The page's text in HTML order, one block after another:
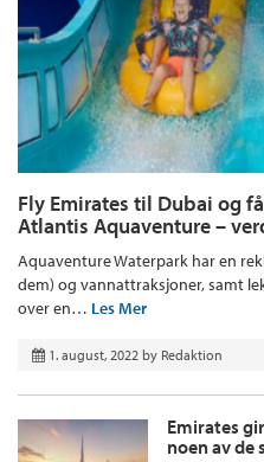
Fly Emirates til Dubai og
Atlantis Aquaventure –
Aquaventure Waterpark har en
dem) og vannattraksjoner, samt
over en… Les Mer
1. august, 2022 by Redaktion
Emirates
noen av de